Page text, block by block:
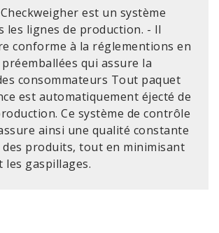
est un système
les lignes de production. - Il
conforme à la réglementions en
qui assure la
consommateurs Tout paquet
est automatiquement éjecté de
Ce système de contrôle
ainsi une qualité constante
produits, tout en minimisant
les gaspillages.